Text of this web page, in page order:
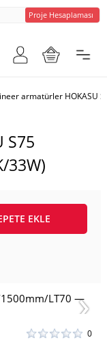
Proje Hesaplaması
armatürler HOKASU
S75
33W)
EKLE
0